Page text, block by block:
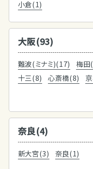
小倉(1)
大阪(93)
難波(ミナミ)(17) 梅田
十三(8)
心斎橋(8)
奈良(4)
新大宮(3) 奈良(1)